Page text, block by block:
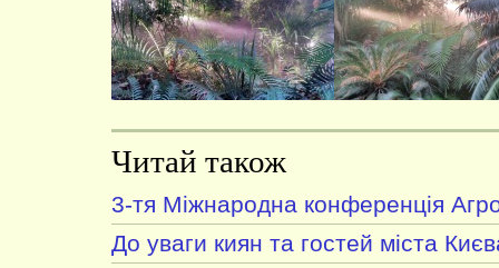
Читай також
3-тя Міжнародна конференція
До уваги киян та гостей міста